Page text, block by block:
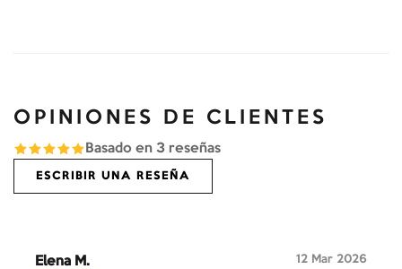
OPINIONES DE CLIENTES
Basado en 3 reseñas
ESCRIBIR UNA RESEÑA
Elena M. 12 Mar 2026